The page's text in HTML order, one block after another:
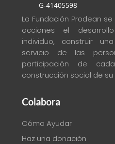
G-41405598
La Fundación Prodean
acciones el
individuo, construir
servicio de las
participación de
construcción social de
Colabora
Cómo Ayudar
Haz una donación